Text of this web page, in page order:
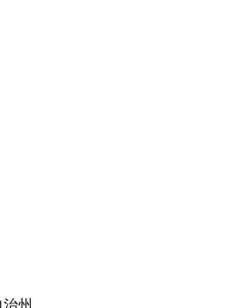
州